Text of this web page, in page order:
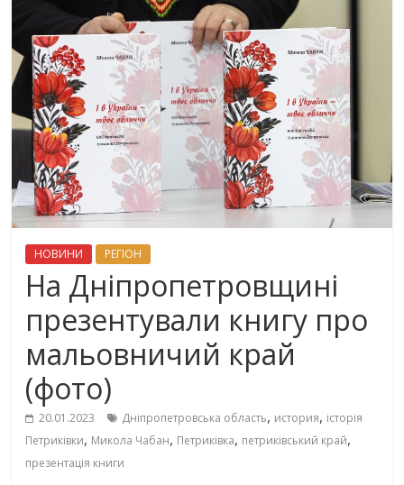
НОВИНИ РЕГІОН
На Дніпропетровщині
презентували книгу про
мальовничий край
(фото)
20.01.2023 Дніпропетровська область, история, історія
Петриківки, Микола Чабан, Петриківка, петриківський край,
презентація книги